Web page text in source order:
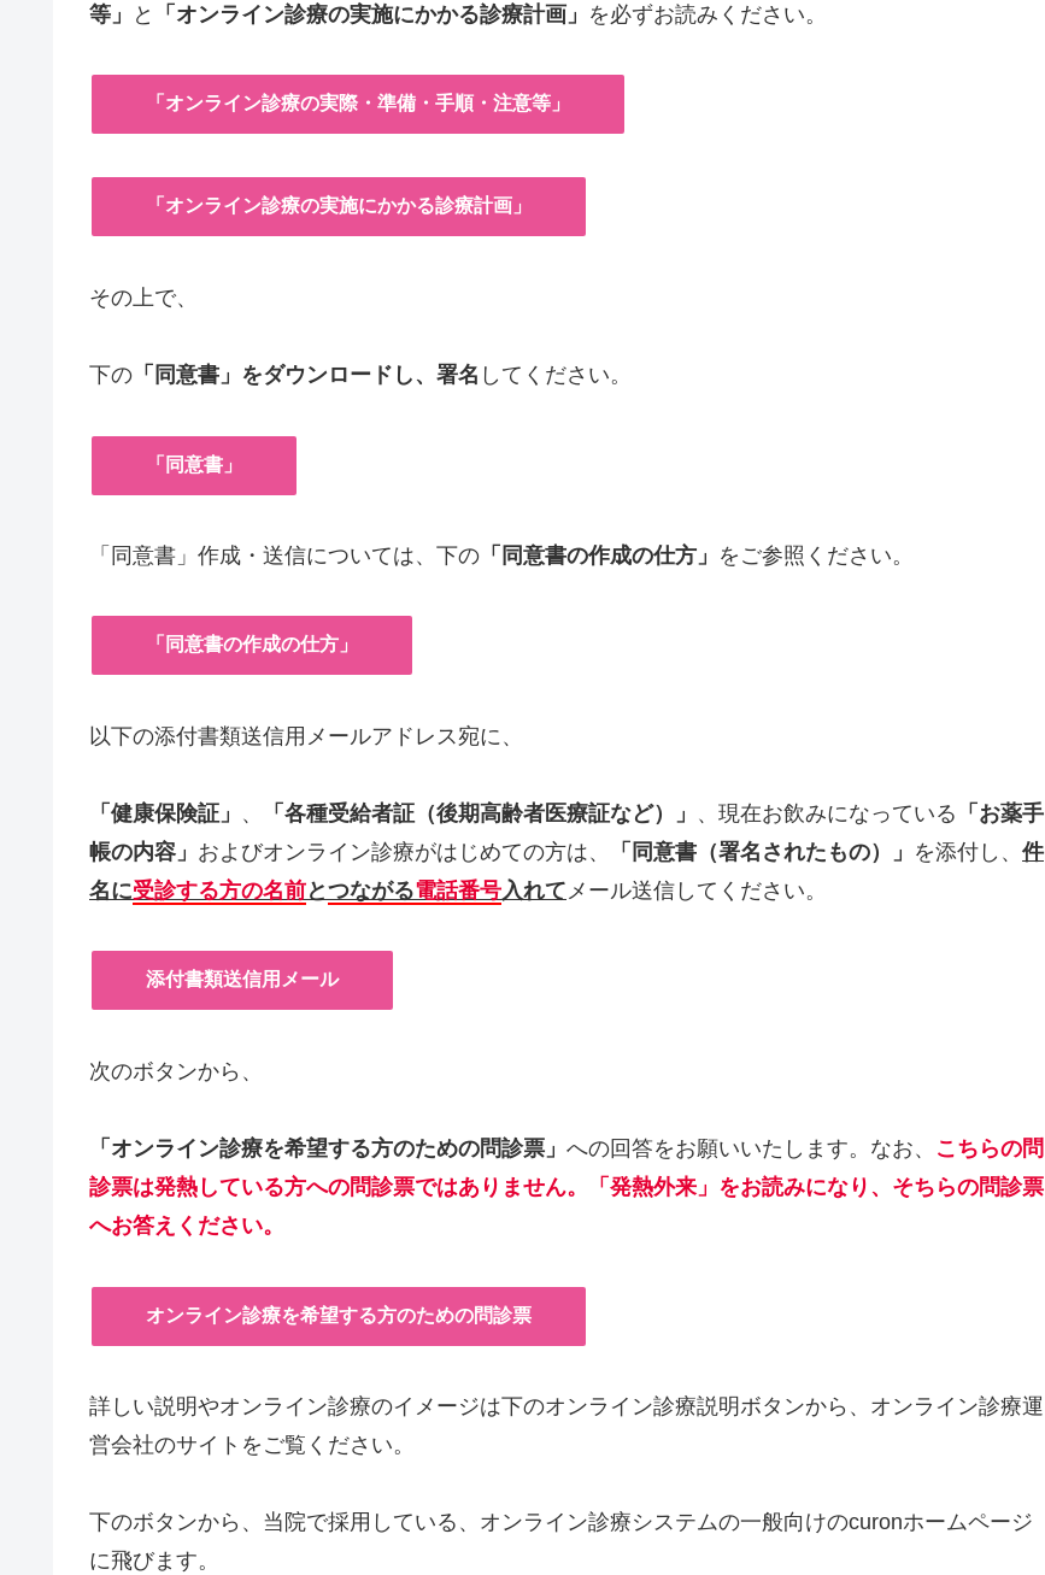
等」
と 「オンライン診療の実施にかかる診療計画」 を必ずお読みください。
「オンライン診療の実際・準備・手順・注意等」
「オンライン診療の実施にかかる診療計画」
その上で、
下の 「同意書」をダウンロードし、署名 してください。
「同意書」
「同意書」作成・送信については、下の 「同意書の作成の仕方」 をご参照ください。
「同意書の作成の仕方」
以下の添付書類送信用メールアドレス宛に、
「健康保険証」 、 「各種受給者証（後期高齢者医療証など）」 、現在お飲みになっている 「お薬手
帳の内容」 およびオンライン診療がはじめての方は、 「同意書（署名されたもの）」 を添付し、 件
名に受診する方の名前とつながる電話番号入れてメール送信してください。
添付書類送信用メール
次のボタンから、
「オンライン診療を希望する方のための問診票」 への回答をお願いいたします。なお、 こちらの問
診票は発熱している方への問診票ではありません。「発熱外来」をお読みになり、そちらの問診票
へお答えください。
オンライン診療を希望する方のための問診票
詳しい説明やオンライン診療のイメージは下のオンライン診療説明ボタンから、オンライン診療運
営会社のサイトをご覧ください。
下のボタンから、当院で採用している、オンライン診療システムの一般向けのcuronホームページ
に飛びます。